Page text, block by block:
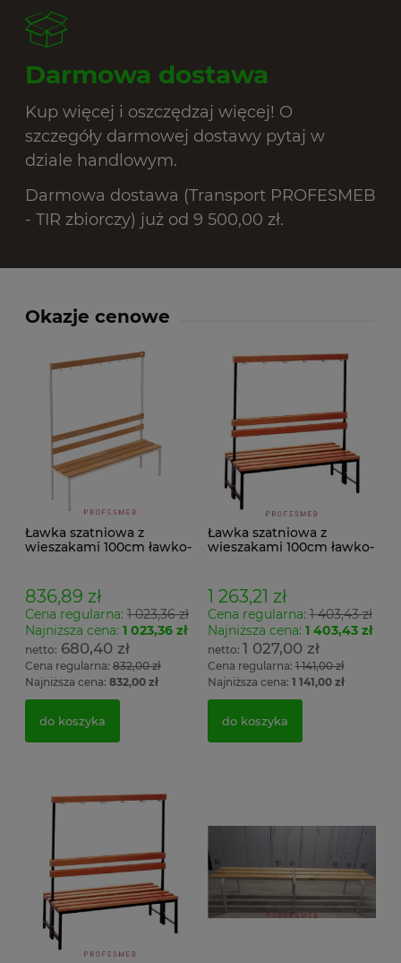
Darmowa dostawa
Kup więcej i oszczędzaj więcej! O
szczegóły darmowej dostawy pytaj w
dziale handlowym.
Darmowa dostawa (Transport PROFESMEB
- TIR zbiorczy) już od 9 500,00 zł.
Okazje cenowe
Ławka szatniowa z
wieszakami 100cm ławko-
836,89 zł
Cena regularna: 1 023,36 zł
Najniższa cena: 1 023,36 zł
680,40 zł
Cena regularna: 832,00 zł
Najniższa cena: 832,00 zł
do koszyka
Ławka szatniowa z
wieszakami 100cm ławko-
1 263,21 zł
Cena regularna:1 403,43 zł
Najniższa cena: 1 403,43 zł
1 027,00 zł
Cena regularna:1 141,00 zł
Najniższa cena: 1 141,00 zł
do koszyka